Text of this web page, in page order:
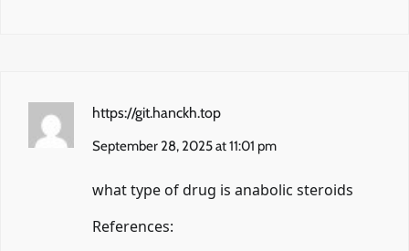
https://git.hanckh.top
September 28, 2025 at 11:01 pm
what type of drug is anabolic steroids
References: